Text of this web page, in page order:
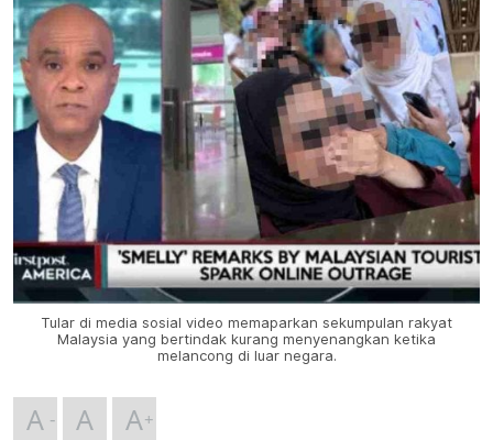
Tular di media sosial video memaparkan sekumpulan rakyat
Malaysia yang bertindak kurang menyenangkan ketika
melancong di luar negara.
A A A